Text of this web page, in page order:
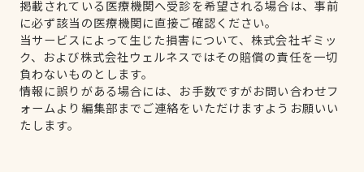
掲載されている医療機関へ受診を希望される場合は、事前
に必ず該当の医療機関に直接ご確認ください。
当サービスによって生じた損害について、株式会社ギミッ
ク、および株式会社ウェルネスではその賠償の責任を一切
負わないものとします。
情報に誤りがある場合には、お手数ですがお問い合わせフ
ォームより編集部までご連絡をいただけますようお願いい
たします。